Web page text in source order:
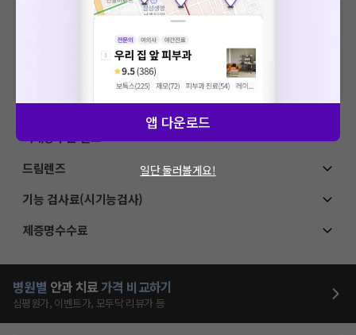
비급여 항목의 경우, 추가비용 등으로 실제 가격과 상이할 수 있으니, 정확
건강보험심사평가원
격입니다. (진료와 연관된 복합적인 비용이 추가되어, 병원마다 금액이 다르게
산정될 수 있는 점 참고 바랍니다.)
VAT 포함
드림렌즈
기능 검사료(시기능검사)
제증명수수료
병원별 안과 치료가격 비교하기
심평원가, 이벤트가, 모두닥 리뷰가 등
앱 다운로드
일단 둘러볼게요!